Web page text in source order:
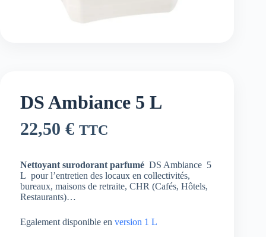
DS Ambiance 5 L
22,50 € TTC
Nettoyant surodorant parfumé DS Ambiance 5
L pour l’entretien des locaux en collectivités,
bureaux, maisons de retraite, CHR (Cafés, Hôtels,
Restaurants)…
Egalement disponible en version 1 L